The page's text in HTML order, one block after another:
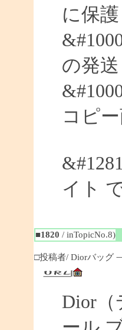
に保護
の発送
コピ
イト
■1820 / inTopicNo.8)
□投稿者/ Diorバッグ
Dior（